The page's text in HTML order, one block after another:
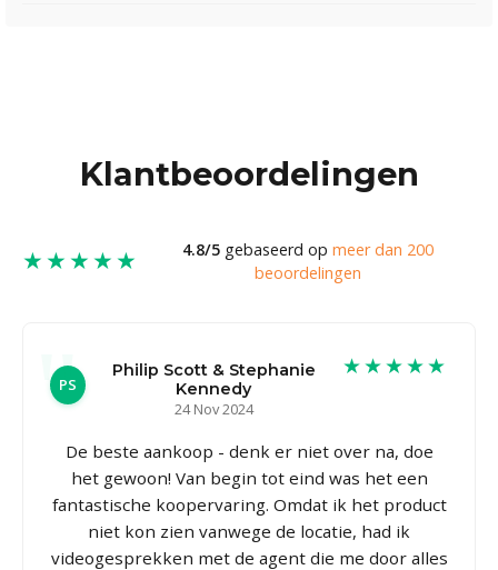
Klantbeoordelingen
★★★★★ 4.8/5gebaseerd op meer dan 200
beoordelingen
PS
Philip Scott & Stephanie
Kennedy
24 Nov 2024
★★★★★
De beste aankoop - denk er niet over na, doe
het gewoon! Van begin tot eind was het een
fantastische koopervaring. Omdat ik het product
niet kon zien vanwege de locatie, had ik
videogesprekken met de agent die me door alles